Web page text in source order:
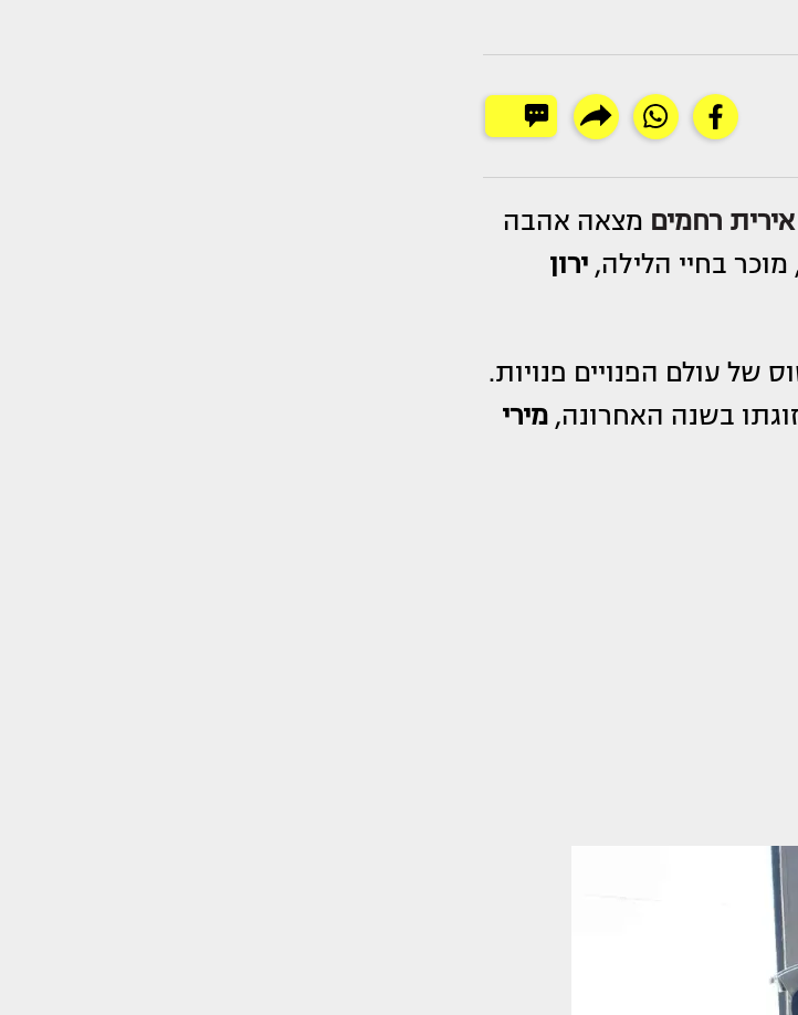
אירית רחמים מצאה אהבה
בחיי הלילה, ירון
עולם הפנויים פנויות.
בשנה האחרונה,מירי